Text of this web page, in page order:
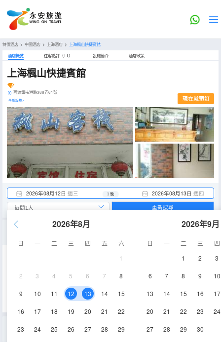
特價酒店 > 中國酒店 > 上海酒店 > 上海楓山快捷賓館
酒店概览 住客點評（11） 設施簡介 酒店政策
上海楓山快捷賓館
西渡鎮扶港路388弄61號
全部設施> 現在就預訂
2026年08月12日 週三 2026年08月13日 週四
1 晚
2026年8月
日 一 二 三 四 五
六
1
2 3 4 5 6 7 8
9 10 11 12 13 14 15
16 17 18 19 20 21 22
23 24 25 26 27 28 29
2026年9月
日 一 二 三
四
1
2 3
6 7 8 9 10
13 14 15 16 17
20 21 22 23 24
27 28 29 30
重新搜尋
空調
普通大床房